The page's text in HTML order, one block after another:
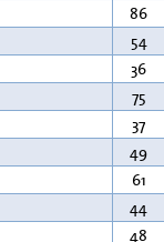
86
54
36
75
37
49
61
44
48